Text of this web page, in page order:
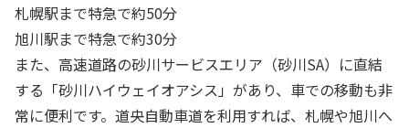
札幌駅まで特急で約50分
旭川駅まで特急で約30分
また、高速道路の砂川サービスエリア（砂川SA）に直結
する「砂川ハイウェイオアシス」があり、車での移動も非
常に便利です。道央自動車道を利用すれば、札幌や旭川へ